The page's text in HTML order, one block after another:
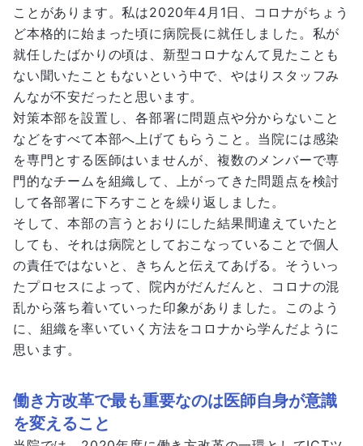
ことがあります。私は2020年4月1日、コロナがちょう
ど本格的に始まった頃に病院長に就任しました。私が
就任したばかりの頃は、新型コロナなんて見たことも
ない聞いたこともないという中で、やはりスタッフみ
んなが不安だったと思います。
対策本部を設置し、各部署に問題点や分からないこと
などをすべて本部へ上げてもらうこと。当院には感染
を専門とする医師はいませんが、複数のメンバーで専
門的なチームを組織して、上がってきた問題点を検討
して各部署に下ろすことを繰り返しました。
そして、本部の言うとおりにした結果間違えていたと
しても、それは病院としておこなっていることで個人
の責任ではないと、きちんと伝えてあげる。そういっ
たプロセスによって、院内がだんだんと、コロナの混
乱から落ち着いていった印象がありました。このよう
に、組織を率いていく方法をコロナから学んだように
思います。
働き方改革で最も重要なのは医師自身が意識
を変えること